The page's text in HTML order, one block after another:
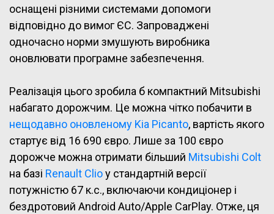
оснащені різними системами допомоги
відповідно до вимог ЄС. Запроваджені
одночасно норми змушують виробника
оновлювати програмне забезпечення.
Реалізація цього зробила б компактний Mitsubishi
набагато дорожчим. Це можна чітко побачити в
нещодавно оновленому Kia Picanto, вартість якого
стартує від 16 690 євро. Лише за 100 євро
дорожче можна отримати більший Mitsubishi Colt
на базі Renault Clioу стандартній версії
потужністю 67 к.с., включаючи кондиціонер і
бездротовий Android Auto/Apple CarPlay. Отже, ця